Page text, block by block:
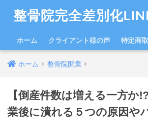
整骨院完全差別化
ホーム クライアント様の声 特定商
ホーム 整骨院開業
【倒産件数は増える一方か
業後に潰れる５つの原因や